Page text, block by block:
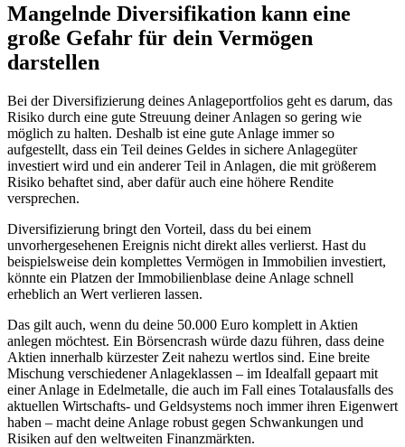
Mangelnde Diversifikation kann eine
große Gefahr für dein Vermögen
darstellen
Bei der Diversifizierung deines Anlageportfolios geht es darum, das
Risiko durch eine gute Streuung deiner Anlagen so gering wie
möglich zu halten. Deshalb ist eine gute Anlage immer so
aufgestellt, dass ein Teil deines Geldes in sichere Anlagegüter
investiert wird und ein anderer Teil in Anlagen, die mit größerem
Risiko behaftet sind, aber dafür auch eine höhere Rendite
versprechen.
Diversifizierung bringt den Vorteil, dass du bei einem
unvorhergesehenen Ereignis nicht direkt alles verlierst. Hast du
beispielsweise dein komplettes Vermögen in Immobilien investiert,
könnte ein Platzen der Immobilienblase deine Anlage schnell
erheblich an Wert verlieren lassen.
Das gilt auch, wenn du deine 50.000 Euro komplett in Aktien
anlegen möchtest. Ein Börsencrash würde dazu führen, dass deine
Aktien innerhalb kürzester Zeit nahezu wertlos sind. Eine breite
Mischung verschiedener Anlageklassen – im Idealfall gepaart mit
einer Anlage in Edelmetalle, die auch im Fall eines Totalausfalls des
aktuellen Wirtschafts- und Geldsystems noch immer ihren Eigenwert
haben – macht deine Anlage robust gegen Schwankungen und
Risiken auf den weltweiten Finanzmärkten.